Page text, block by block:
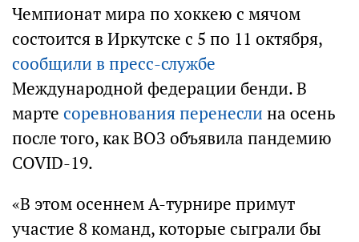
Чемпионат мира по хоккею с мячом
состоится в Иркутске с 5 по 11 октября,
сообщили в пресс-службе
Международной федерации бенди. В
марте соревнования перенесли на осень
после того, как ВОЗ объявила пандемию
COVID-19.
«В этом осеннем A-турнире примут
участие 8 команд, которые сыграли бы